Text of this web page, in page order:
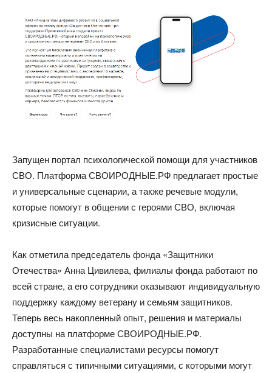
Запущен портал психологической помощи для участников
СВО. Платформа СВОИРОДНЫЕ.РФ предлагает простые
и универсальные сценарии, а также речевые модули,
которые помогут в общении с героями СВО, включая
кризисные ситуации.
Как отметила председатель фонда «Защитники
Отечества» Анна Цивилева, филиалы фонда работают по
всей стране, а его сотрудники оказывают индивидуальную
поддержку каждому ветерану и семьям защитников.
Теперь весь накопленный опыт, решения и материалы
доступны на платформе СВОИРОДНЫЕ.РФ.
Разработанные специалистами ресурсы помогут
справляться с типичными ситуациями, с которыми могут